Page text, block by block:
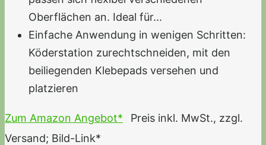
Oberflächen an. Ideal für...
Einfache Anwendung in wenigen Schritten:
Köderstation zurechtschneiden, mit den
beiliegenden Klebepads versehen und
platzieren
Zum Amazon Angebot*
Preis inkl. MwSt., zzgl.
Versand; Bild-Link*